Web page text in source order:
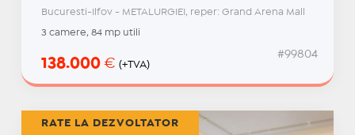
Bucuresti-Ilfov - METALURGIEI, reper: Grand Arena Mall
3 camere, 84 mp utili
138.000 € (+TVA)
#99804
RATE LA DEZVOLTATOR